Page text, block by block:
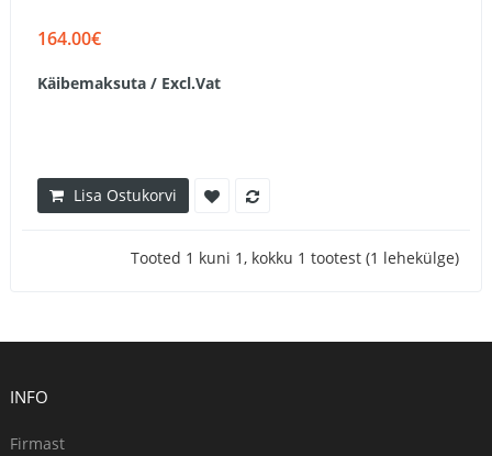
164.00€
Käibemaksuta / Excl.Vat
Lisa Ostukorvi
Tooted 1 kuni 1, kokku 1 tootest (1 lehekülge)
INFO
Firmast